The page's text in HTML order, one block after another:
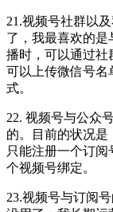
21.视频号社群以
了，我最喜欢的
播时，可以通过社
可以上传微信号名
式。
22. 视频号与公众
的。目前的状况是
只能注册一个订
个视频号绑定。
23.视频号与订阅